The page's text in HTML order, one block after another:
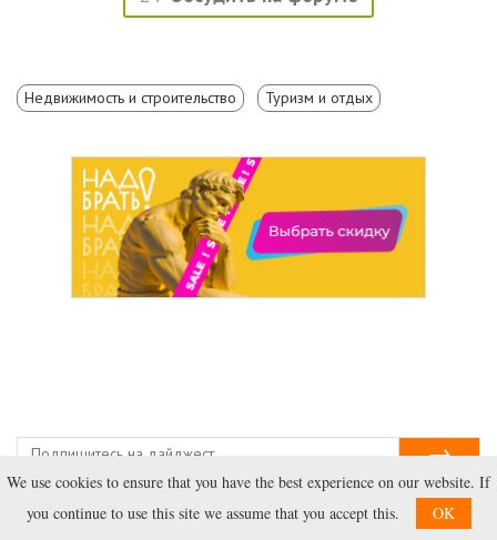
Недвижимость и строительство Туризм и отдых
Новости Афиша
We use cookies to ensure that you have the best experience on our website. If
you continue to use this site we assume that you accept this.
OK